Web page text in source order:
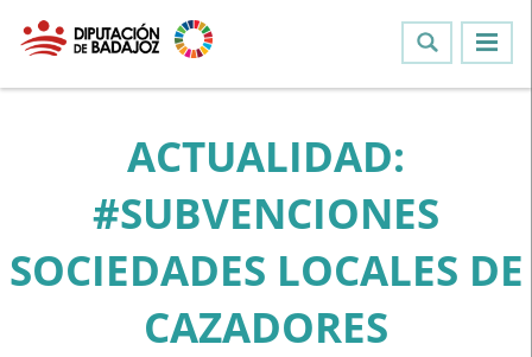
ACTUALIDAD:
#SUBVENCIONES
SOCIEDADES LOCALES DE
CAZADORES